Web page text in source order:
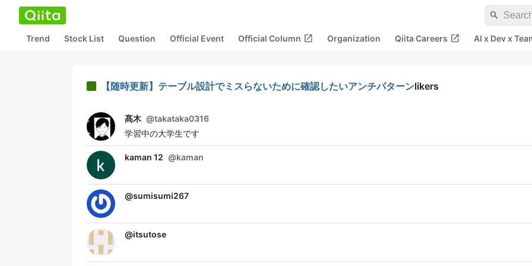
search
Trend Stock List Question Official Event Official Column open_in_new Organization Qiita Careers open_in_new AI x Dev x
【随時更新】テーブル設計でミスらないために確認したいアンチパターンlikers
髙木 @takataka0316
学習中の大学生です
kaman 12 @kaman
@sumisumi267
@itsutose